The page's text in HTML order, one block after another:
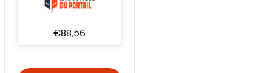
€88,56